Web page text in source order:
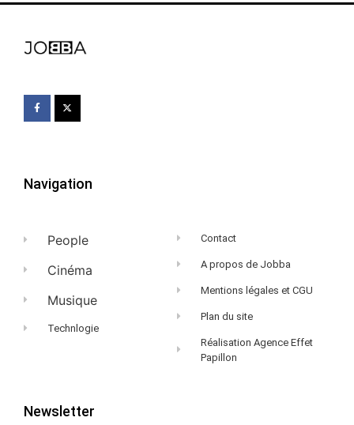
Navigation
People
Cinéma
Musique
Technlogie
Contact
A propos de Jobba
Mentions légales et CGU
Plan du site
Réalisation Agence Effet
Papillon
Newsletter